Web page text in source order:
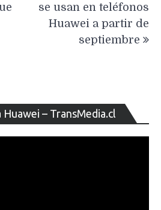
se usan en teléfonos
Huawei a partir de
septiembre
Huawei – TransMedia.cl
de